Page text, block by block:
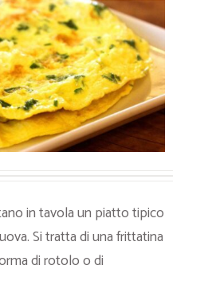
in tavola un piatto tipico
Si tratta di una frittatina
di rotolo o di